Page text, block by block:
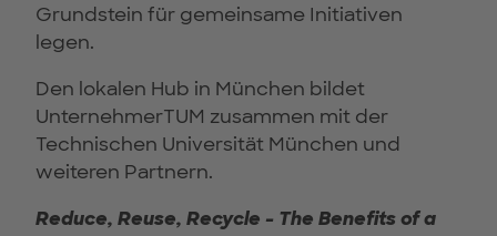
Grundstein für gemeinsame Initiativen
legen.
Den lokalen Hub in München bildet
UnternehmerTUM zusammen mit der
Technischen Universität München und
weiteren Partnern.
Reduce, Reuse, Recycle - The Benefits of a